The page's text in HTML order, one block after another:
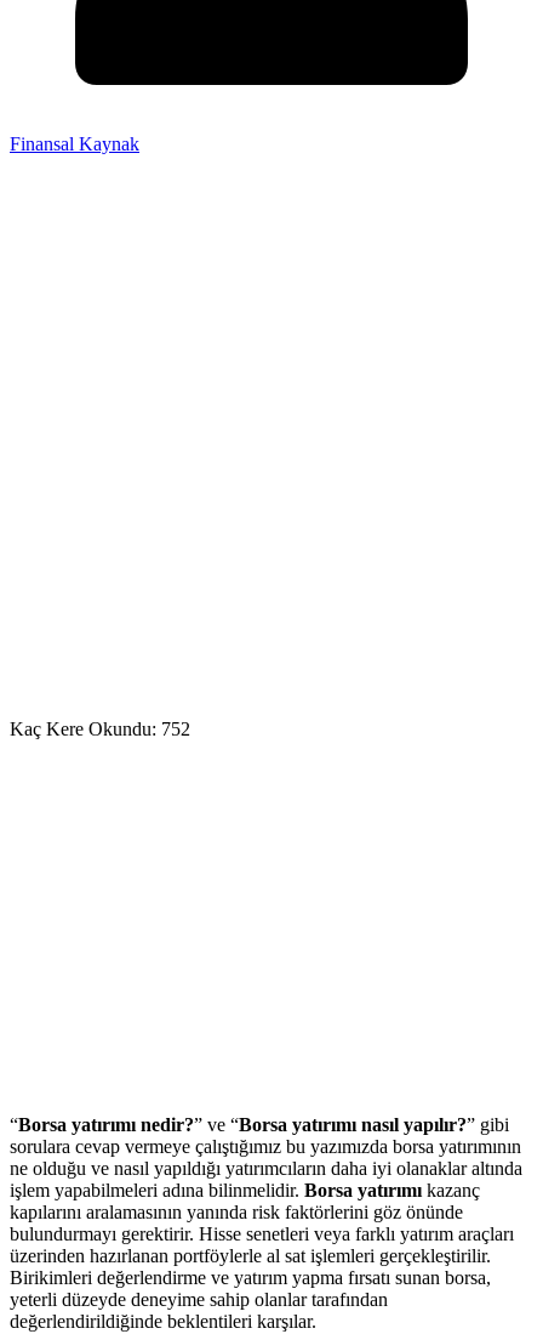
Finansal Kaynak
Kaç Kere Okundu: 752
“Borsa yatırımı nedir?” ve “Borsa yatırımı nasıl yapılır?” gibi
sorulara cevap vermeye çalıştığımız bu yazımızda borsa yatırımının
ne olduğu ve nasıl yapıldığı yatırımcıların daha iyi olanaklar altında
işlem yapabilmeleri adına bilinmelidir. Borsa yatırımı kazanç
kapılarını aralamasının yanında risk faktörlerini göz önünde
bulundurmayı gerektirir. Hisse senetleri veya farklı yatırım araçları
üzerinden hazırlanan portföylerle al sat işlemleri gerçekleştirilir.
Birikimleri değerlendirme ve yatırım yapma fırsatı sunan borsa,
yeterli düzeyde deneyime sahip olanlar tarafından
değerlendirildiğinde beklentileri karşılar.